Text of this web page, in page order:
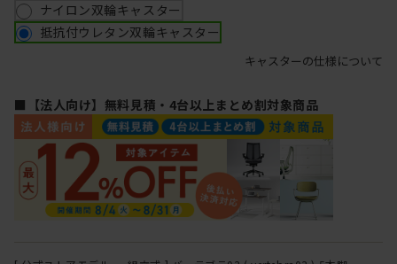
ナイロン双輪キャスター
抵抗付ウレタン双輪キャスター
キャスターの仕様について
■【法人向け】無料見積・4台以上まとめ割対象商品